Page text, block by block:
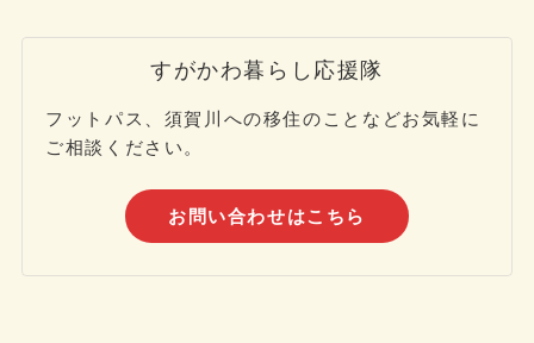
すがかわ暮らし応援隊
フットパス、須賀川への移住のことなどお気軽に
ご相談ください。
お問い合わせはこちら